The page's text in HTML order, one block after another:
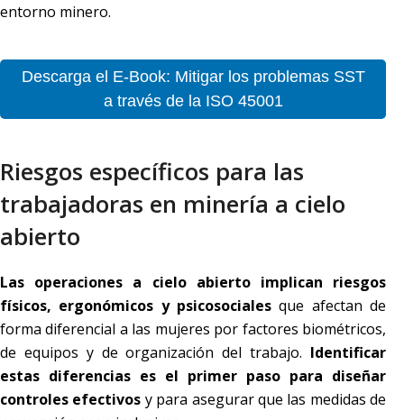
entorno minero.
Descarga el E-Book: Mitigar los problemas SST
a través de la ISO 45001
Riesgos específicos para las
trabajadoras en minería a cielo
abierto
Las operaciones a cielo abierto implican riesgos
físicos, ergonómicos y psicosociales que afectan de
forma diferencial a las mujeres por factores biométricos,
de equipos y de organización del trabajo. Identificar
estas diferencias es el primer paso para diseñar
controles efectivos y para asegurar que las medidas de